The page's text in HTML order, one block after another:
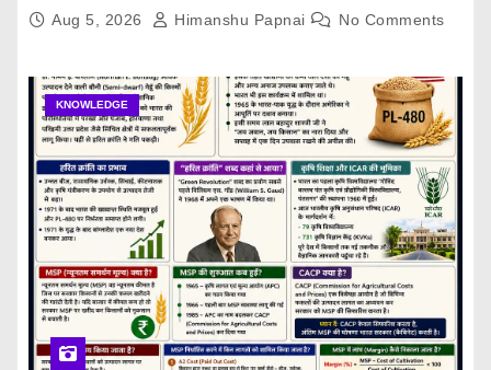
Aug 5, 2026 Himanshu Papnai No Comments
KNOWLEDGE